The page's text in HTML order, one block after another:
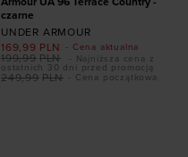
czarne
UNDER ARMOUR
- Cena aktualna
169,99 PLN
- Cena początkowa
249,99 PLN
199,99 PLN
- Najniższa cena z
ostatnich 30 dni przed promocją